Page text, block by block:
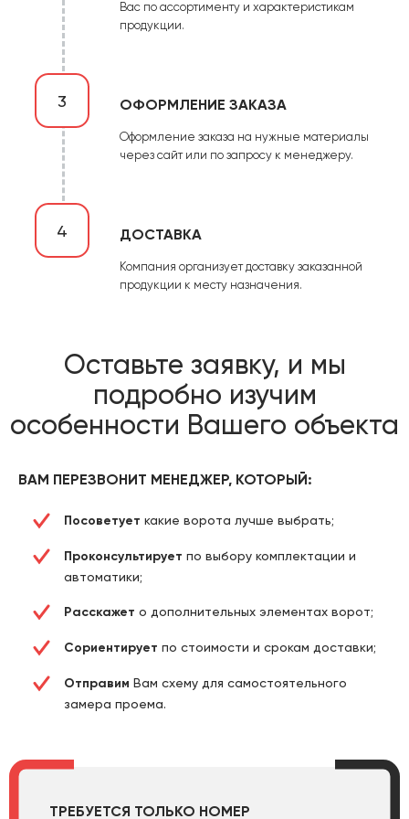
Вас по ассортименту и характеристикам
продукции.
3 ОФОРМЛЕНИЕ ЗАКАЗА
Оформление заказа на нужные материалы
через сайт или по запросу к менеджеру.
4 ДОСТАВКА
Компания организует доставку заказанной
продукции к месту назначения.
Оставьте заявку, и мы
подробно изучим
особенности Вашего объекта
ВАМ ПЕРЕЗВОНИТ МЕНЕДЖЕР, КОТОРЫЙ:
Посоветует какие ворота лучше выбрать;
Проконсультирует по выбору комплектации и
автоматики;
Расскажет о дополнительных элементах ворот;
Сориентирует по стоимости и срокам доставки;
Отправим Вам схему для самостоятельного
замера проема.
ТРЕБУЕТСЯ ТОЛЬКО НОМЕР